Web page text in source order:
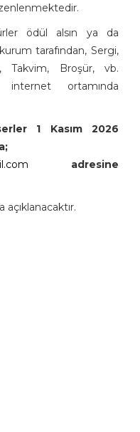
ödül alsın ya da
tarafından, Sergi,
Takvim, Broşür, vb.
internet ortamında
1 Kasım 2026
com adresine
açıklanacaktır.